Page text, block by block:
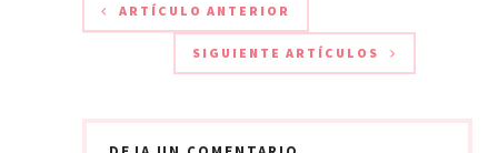
ARTÍCULO ANTERIOR
SIGUIENTE ARTÍCULOS